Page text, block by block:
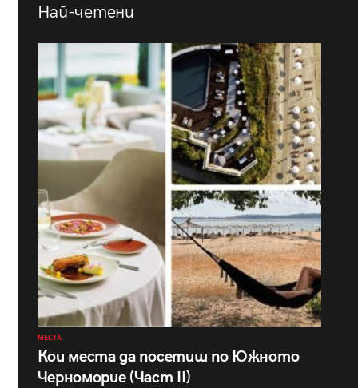
Най-четени
МЕСТА
Кои места да посетиш по Южното
Черноморие (Част II)